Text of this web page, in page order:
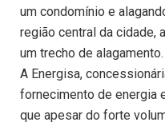
um condomínio e
região central da cidade,
um trecho de alagamento.
A Energisa,
fornecimento de energia
que apesar do forte